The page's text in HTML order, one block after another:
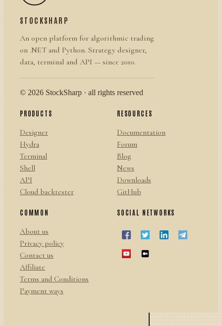
STOCKSHARP
An open platform for algorithmic trading
on .NET and Python. Strategy designer,
data, terminal and API — since 2010.
© 2026 StockSharp · all rights reserved
PRODUCTS
Designer
Hydra
Terminal
Shell
API
Cloud backtester
RESOURCES
Documentation
Forum
Blog
News
Downloads
GitHub
COMMON
About us
Privacy policy
Contact us
Affiliate
Terms and Conditions
Payment ways
SOCIAL NETWORKS